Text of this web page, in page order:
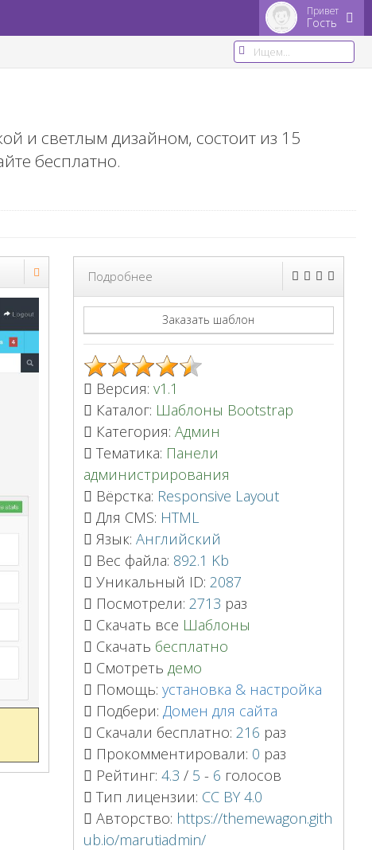
Привет
Гость
и светлым дизайном, состоит из 15
бесплатно.
Подробнее
Заказать шаблон
Версия: v1.1
Каталог: Шаблоны Bootstrap
Категория: Админ
Тематика: Панели
администрирования
Вёрстка: Responsive Layout
Для CMS: HTML
Язык: Английский
Вес файла: 892.1 Kb
Уникальный ID: 2087
Посмотрели: 2713 раз
Скачать все Шаблоны
Скачать бесплатно
Смотреть демо
Помощь: установка & настройка
Подбери: Домен для сайта
Скачали бесплатно: 216 раз
Прокомментировали: 0 раз
Рейтинг: 4.3 / 5 - 6 голосов
Тип лицензии: CC BY 4.0
Авторство: https://themewagon.gith
ub.io/marutiadmin/